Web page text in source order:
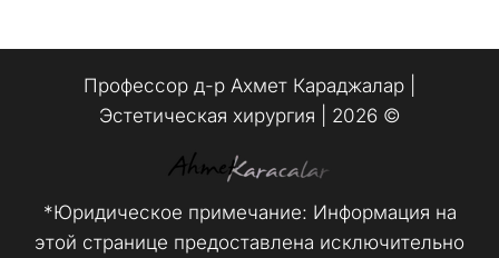
Профессор д-р Ахмет Караджалар |
Эстетическая хирургия | 2026 ©️
*Юридическое примечание: Информация на
этой странице предоставлена исключительно